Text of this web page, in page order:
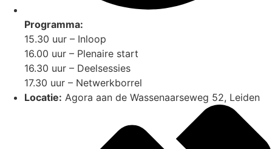
Programma:
15.30 uur – Inloop
16.00 uur – Plenaire start
16.30 uur – Deelsessies
17.30 uur – Netwerkborrel
Locatie: Agora aan de Wassenaarseweg 52, Leiden